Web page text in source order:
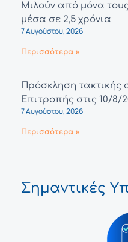
Μιλούν από μόνα
μέσα σε 2,5 χρόνια
7 Αυγούστου, 2026
Περισσότερα »
Πρόσκληση τακτικής
Επιτροπής στις 10/8/
7 Αυγούστου, 2026
Περισσότερα »
Σημαντικές